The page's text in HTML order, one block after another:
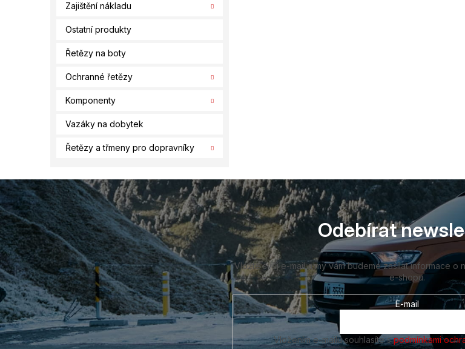
Zajištění nákladu
Ostatní produkty
Řetězy na boty
Ochranné řetězy
Komponenty
Vazáky na dobytek
Řetězy a třmeny pro dopravníky
Z
á
p
a
t
í
Odebírat
Vložte svůj e-mail a my vám budeme zasílat informace o
e-shopu.
E-mail
Vložením e-mailu souhlasíte spodmínkami